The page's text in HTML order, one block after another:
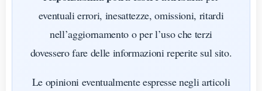
eventuali errori, inesattezze, omissioni, ritardi
nell’aggiornamento o per l’uso che terzi
dovessero fare delle informazioni reperite sul sito.
Le opinioni eventualmente espresse negli articoli